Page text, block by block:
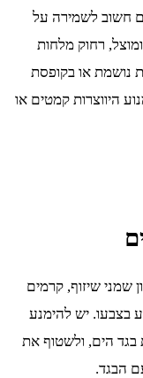
חשוב לשמירה על
רחוק מלחות
נושמת או בקופסת
היווצרות קמטים או
שמני שיזוף, קרמים
בצבעו. יש להימנע
הים, ולשטוף את
הבגד.